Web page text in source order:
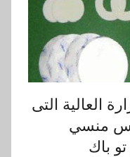
العالية التى
منسي
باك